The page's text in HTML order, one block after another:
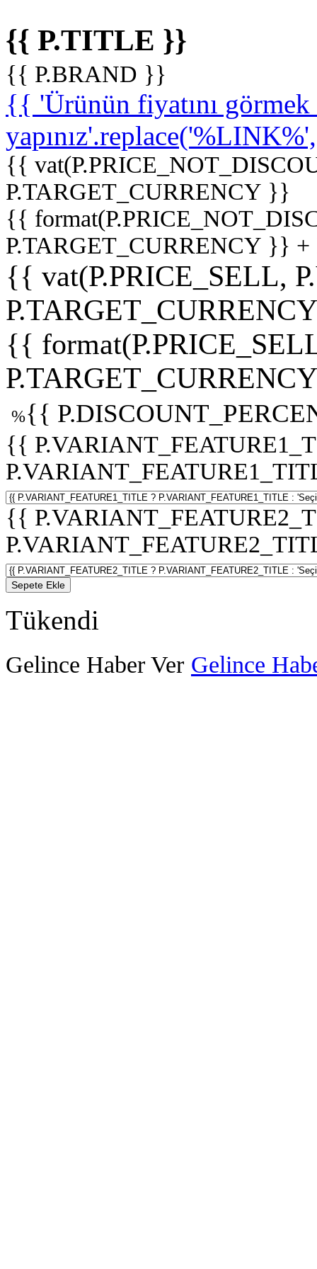
{{ P.TITLE }}
{{ P.BRAND }}
{{ 'Ürünün fiyatını
{{
P.TARGET_CURRENCY }}
{{
P.TARGET_CURRENCY }}
{{ vat(P.PRICE_SELL,
{{
%{{
{{
{{
Sepete Ekle
Tükendi
Gelince Haber Ver Gelince